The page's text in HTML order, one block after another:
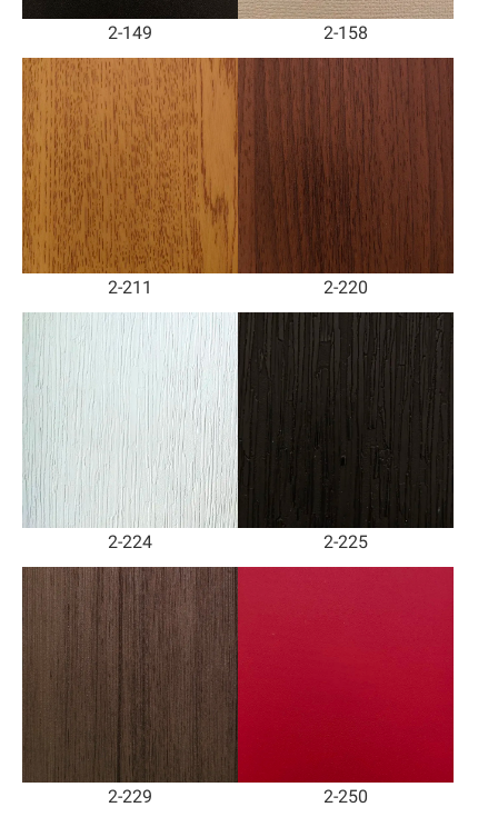
2-149 2-158
2-211 2-220
2-224 2-225
2-229 2-250